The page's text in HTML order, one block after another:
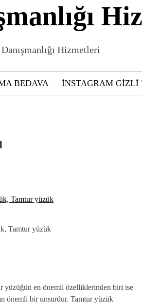
Danışmanlığı Hizmetleri
BEDAVA INSTAGRAM GIZLI
Tamtur yüzük
yüzüğün en önemli özelliklerinden biri ise
önemli bir unsurdur. Tamtur yüzük